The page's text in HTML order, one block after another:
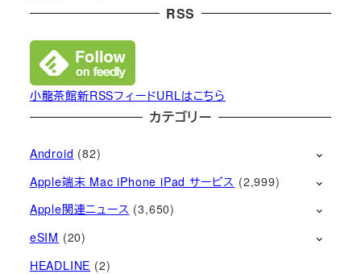
RSS
小龍茶館新RSSフィードURLはこちら
カテゴリー
Android (82)
Apple端末 Mac iPhone iPad サービス (2,999)
Apple関連ニュース (3,650)
eSIM (20)
HEADLINE (2)